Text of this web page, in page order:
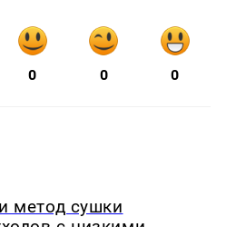
0 0 0
метод сушки